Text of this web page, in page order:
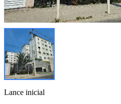
Lance inicial